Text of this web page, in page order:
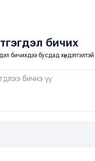
бичих
бичихдээ бусдад